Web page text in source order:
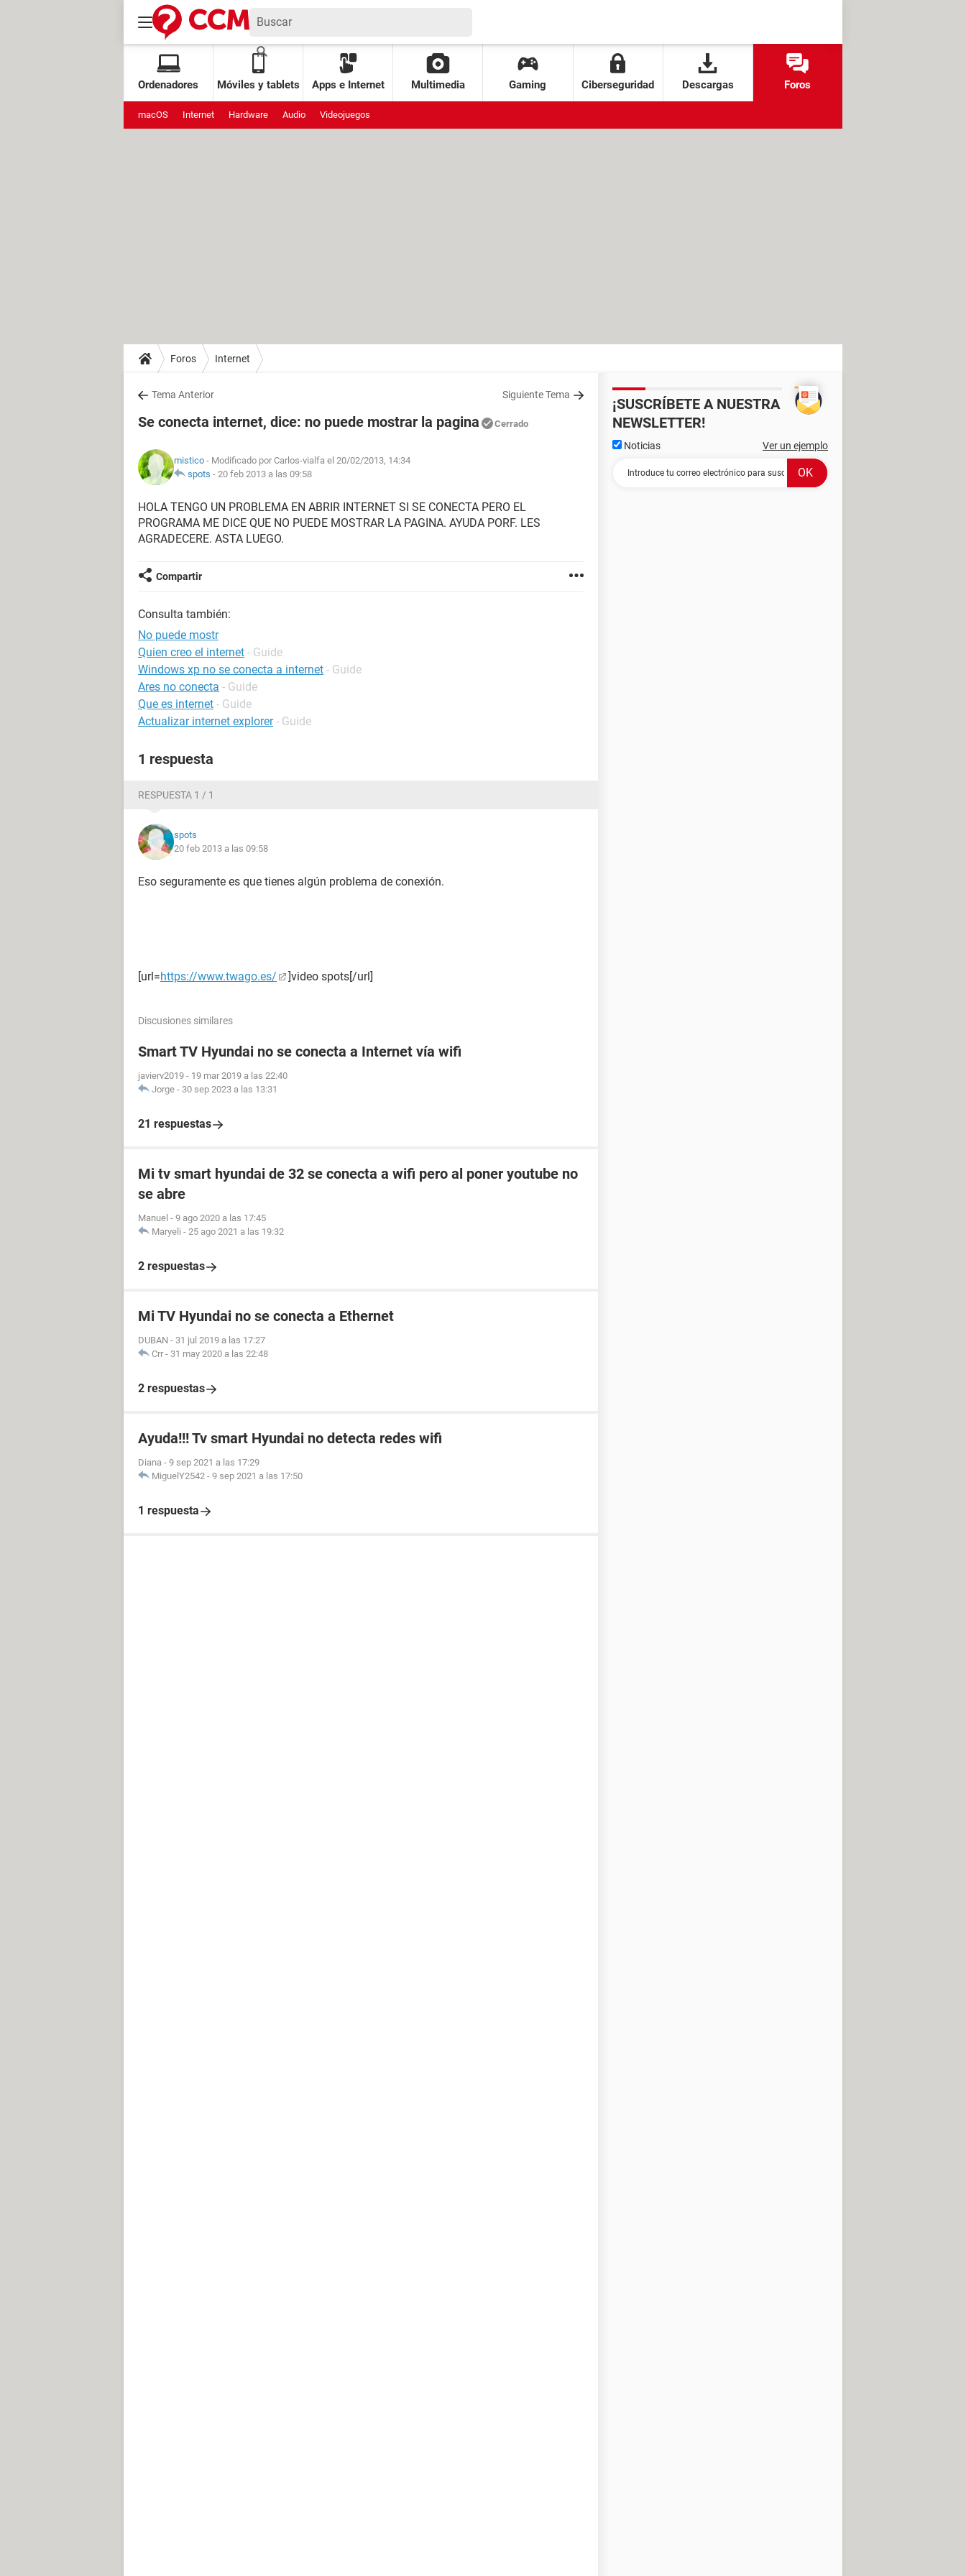
Ordenadores Móviles y tablets Apps e Internet Multimedia Gaming Ciberseguridad Descargas Foros
macOS Internet Hardware Audio Videojuegos
Foros Internet
Tema Anterior Siguiente Tema
Se conecta internet, dice: no puede mostrar la pagina Cerrado
mistico - Modificado por Carlos-vialfa el 20/02/2013, 14:34
spots - 20 feb 2013 a las 09:58
HOLA TENGO UN PROBLEMA EN ABRIR INTERNET SI SE CONECTA PERO EL
PROGRAMA ME DICE QUE NO PUEDE MOSTRAR LA PAGINA. AYUDA PORF. LES
AGRADECERE. ASTA LUEGO.
Compartir
Consulta también:
No puede mostr
Quien creo el internet - Guide
Windows xp no se conecta a internet - Guide
Ares no conecta - Guide
Que es internet - Guide
Actualizar internet explorer - Guide
1 respuesta
RESPUESTA 1 / 1
spots
20 feb 2013 a las 09:58
Eso seguramente es que tienes algún problema de conexión.
[url=https://www.twago.es/ ]video spots[/url]
Discusiones similares
Smart TV Hyundai no se conecta a Internet vía wifi
javierv2019 - 19 mar 2019 a las 22:40
Jorge - 30 sep 2023 a las 13:31
21 respuestas
Mi tv smart hyundai de 32 se conecta a wifi pero al poner youtube no
se abre
Manuel - 9 ago 2020 a las 17:45
Maryeli - 25 ago 2021 a las 19:32
2 respuestas
Mi TV Hyundai no se conecta a Ethernet
DUBAN - 31 jul 2019 a las 17:27
Crr - 31 may 2020 a las 22:48
2 respuestas
Ayuda!!! Tv smart Hyundai no detecta redes wifi
Diana - 9 sep 2021 a las 17:29
MiguelY2542 - 9 sep 2021 a las 17:50
1 respuesta
¡SUSCRÍBETE A NUESTRA
NEWSLETTER!
Noticias Ver un ejemplo